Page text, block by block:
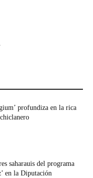
profundiza en la rica
saharauis del programa
en la Diputación